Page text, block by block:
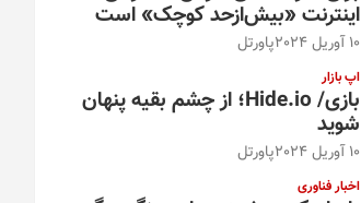
اینترنت «بیش‌از‌حد کوچک» است
10 آوریل 2024 پاورتل
اپ بازار
بازی/ Hide.io؛ از چشم بقیه پنهان
شوید
10 آوریل 2024 پاورتل
اخبار فناوری